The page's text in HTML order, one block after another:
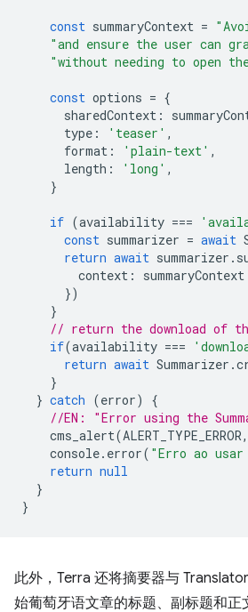
const summaryContext =
"and ensure the user can
"without needing to open
const options = {
sharedContext :
type : 'teaser' ,
format : 'plain-text' ,
length : 'long' ,
}
if (availability ===
const summarizer = await
return await summarizer .
context :
summaryContext
})
}
// return the download of
if(availability ===
return await Summarizer .
}
} catch (error)
{
//EN: "Error using the
cms_alert(ALERT_TYPE_ERROR,
console. error( "Erro ao usar
return null
}
}
此外，Terra 还将摘要器与
始葡萄牙语文章的标题、副标题和正